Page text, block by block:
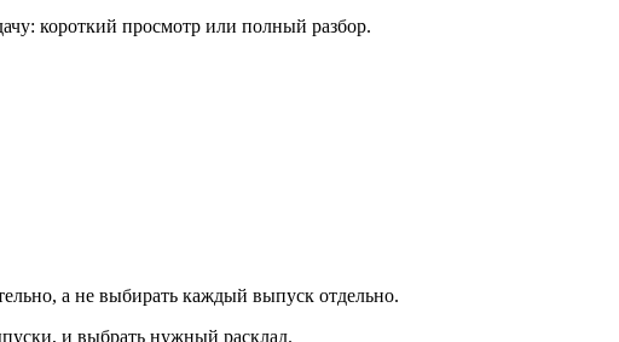
короткий просмотр или полный разбор.
а не выбирать каждый выпуск отдельно.
и выбрать нужный расклад.